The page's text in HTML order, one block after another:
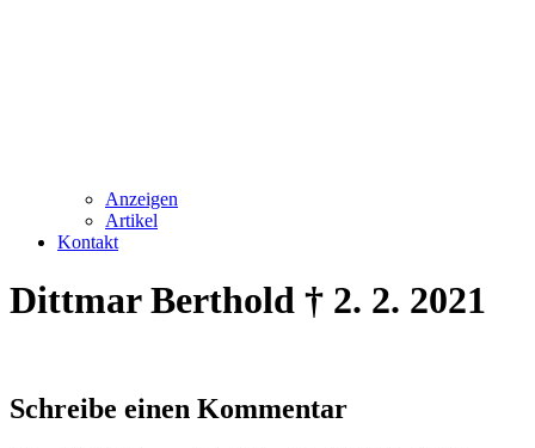
Anzeigen
Artikel
Kontakt
Dittmar Berthold † 2. 2. 2021
Schreibe einen Kommentar